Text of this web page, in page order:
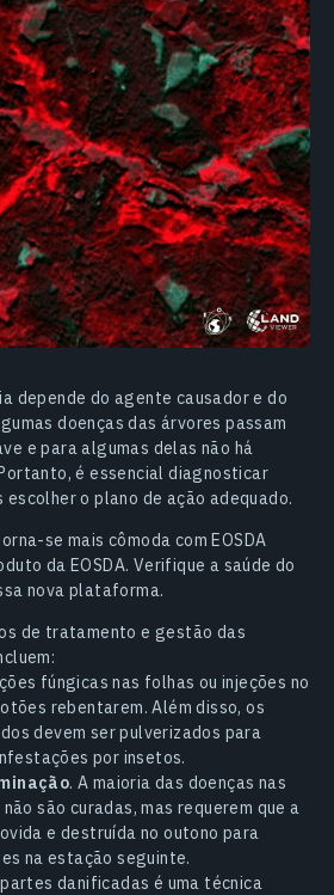
depende do agente causador e do
doenças das árvores passam
e para algumas delas não há
é essencial diagnosticar
o plano de ação adequado.
se mais cômoda com EOSDA
da EOSDA. Verifique a saúde do
nova plataforma.
de tratamento e gestão das
fúngicas nas folhas ou injeções no
rebentarem. Além disso, os
devem ser pulverizados para
por insetos.
. A maioria das doenças nas
são curadas, mas requerem que a
e destruída no outono para
na estação seguinte.
danificadas é uma técnica